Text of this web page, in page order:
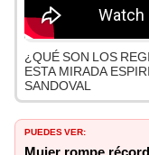
¿QUÉ SON LOS
ESTA MIRADA
SANDOVAL
PUEDES VER: